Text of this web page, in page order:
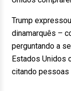
Trump
dinamarquês –
perguntando a
Estados Unidos
citando pessoas